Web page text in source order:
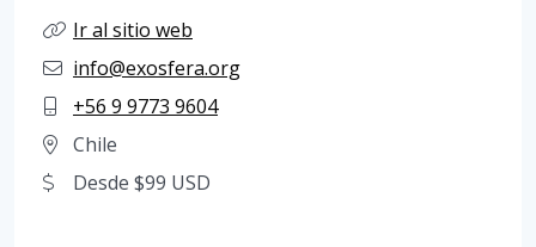
Ir al sitio web
info@exosfera.org
+56 9 9773 9604
Chile
Desde $99 USD